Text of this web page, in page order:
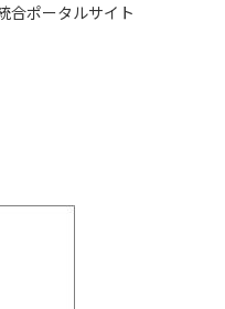
合ポータルサイト